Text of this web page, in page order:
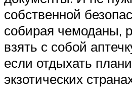
собственной
собирая чемоданы,
взять с собой
если отдыхать
экзотических